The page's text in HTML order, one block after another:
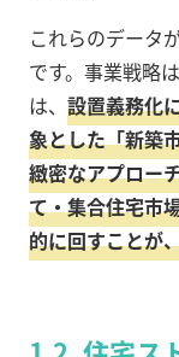
これらのデータ
です。事業戦略
は、 設置義務化
象とした「新築
緻密なアプロー
て・集合住宅市
的に回すことが